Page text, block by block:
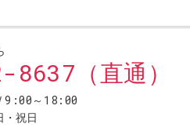
（直通）
9:00～18:00
・祝日